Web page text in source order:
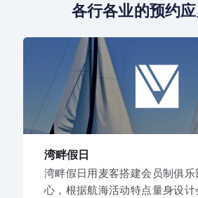
各行各业的预约
湾畔假日
湾畔假日用麦客搭建会员制俱乐
心，根据航海活动特点量身设计